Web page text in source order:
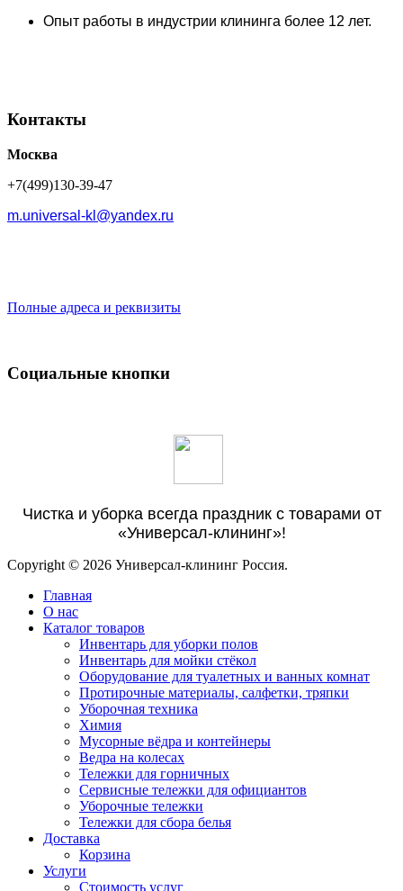
Опыт работы в индустрии клининга более 12 лет.
Контакты
Москва
+7(499)130-39-47
m.universal-kl@yandex.ru
Полные адреса и реквизиты
Социальные кнопки
Чистка и уборка всегда праздник с товарами от
«Универсал-клининг»!
Copyright © 2026 Универсал-клининг Россия.
Главная
О нас
Каталог товаров
Инвентарь для уборки полов
Инвентарь для мойки стёкол
Оборудование для туалетных и ванных комнат
Протирочные материалы, салфетки, тряпки
Уборочная техника
Химия
Мусорные вёдра и контейнеры
Ведра на колесах
Тележки для горничных
Сервисные тележки для официантов
Уборочные тележки
Тележки для сбора белья
Доставка
Корзина
Услуги
Стоимость услуг